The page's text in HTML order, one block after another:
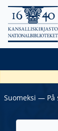
Suomeksi ― På